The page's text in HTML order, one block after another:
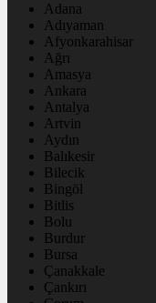
Adana
Adıyaman
Afyonkarahisar
Ağrı
Amasya
Ankara
Antalya
Artvin
Aydın
Balıkesir
Bilecik
Bingöl
Bitlis
Bolu
Burdur
Bursa
Çanakkale
Çankırı